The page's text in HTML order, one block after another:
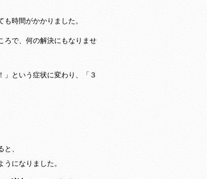
時間がかかりました。
ろで、何の解決にもなりませ
という症状に変わり、「３
、
になりました。